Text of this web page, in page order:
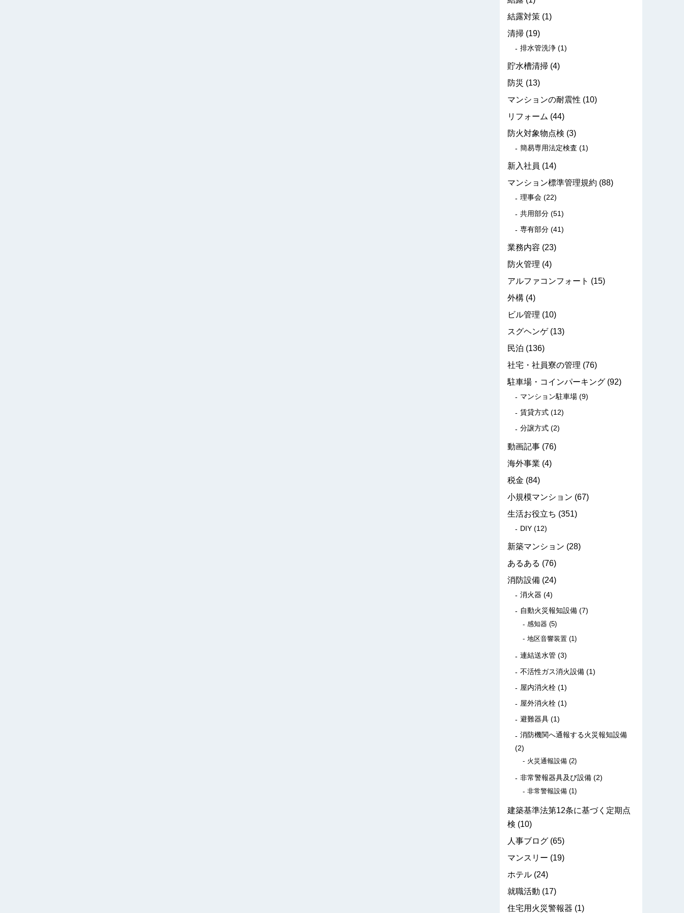
結露対策 (1)
清掃 (19)
排水管洗浄 (1)
貯水槽清掃 (4)
防災 (13)
マンションの耐震性 (10)
リフォーム (44)
防火対象物点検 (3)
簡易専用法定検査 (1)
新入社員 (14)
マンション標準管理規約 (88)
理事会 (22)
共用部分 (51)
専有部分 (41)
業務内容 (23)
防火管理 (4)
アルファコンフォート (15)
外構 (4)
ビル管理 (10)
スグヘンゲ(13)
民泊 (136)
社宅・社員寮の管理 (76)
駐車場・コインパーキング (92)
マンション駐車場 (9)
賃貸方式 (12)
分譲方式 (2)
動画記事 (76)
海外事業 (4)
税金 (84)
小規模マンション (67)
生活お役立ち (351)
DIY (12)
新築マンション (28)
あるある (76)
消防設備 (24)
消火器 (4)
自動火災報知設備 (7)
感知器 (5)
地区音響装置 (1)
連結送水管 (3)
不活性ガス消火設備 (1)
屋内消火栓 (1)
屋外消火栓 (1)
避難器具 (1)
消防機関へ通報する火災報知設備
(2)
火災通報設備 (2)
非常警報器具及び設備 (2)
非常警報設備 (1)
建築基準法第12条に基づく定期点
検 (10)
人事ブログ (65)
マンスリー (19)
ホテル (24)
就職活動 (17)
住宅用火災警報器 (1)